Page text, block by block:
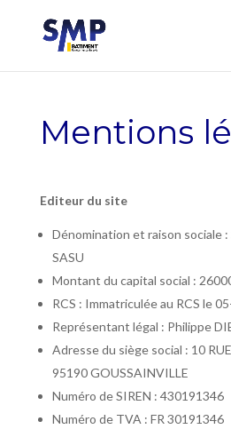
Mentions
Editeur du site
Dénomination et raison sociale
SASU
Montant du capital social :
RCS : Immatriculée au RCS le
Représentant légal : Philippe
Adresse du siège social : 10
95190 GOUSSAINVILLE
Numéro de SIREN : 430191346
Numéro de TVA : FR 30191346